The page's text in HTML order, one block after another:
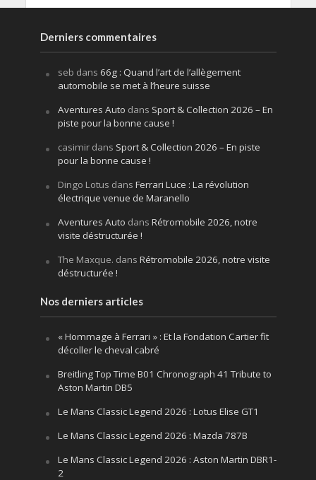
Derniers commentaires
seb dans 66g : Quand l’art de l’allègement
automobile se met à l’heure suisse
Aventures Auto dans Sport & Collection 2026 – En
piste pour la bonne cause !
casimirdans Sport & Collection 2026 – En piste
pour la bonne cause !
Dingo Lotus dans Ferrari Luce : La révolution
électrique venue de Maranello
Aventures Auto dans Rétromobile 2026, notre
visite déstructurée !
The Maxque. dans Rétromobile 2026, notre visite
déstructurée !
Nos derniers articles
« Hommage à Ferrari » : Et la Fondation Cartier fit
décoller le cheval cabré
Breitling Top Time B01 Chronograph 41 Tribute to
Aston Martin DB5
Le Mans Classic Legend 2026 : Lotus Elise GT1
Le Mans Classic Legend 2026 : Mazda 787B
Le Mans Classic Legend 2026 : Aston Martin DBR1-
2